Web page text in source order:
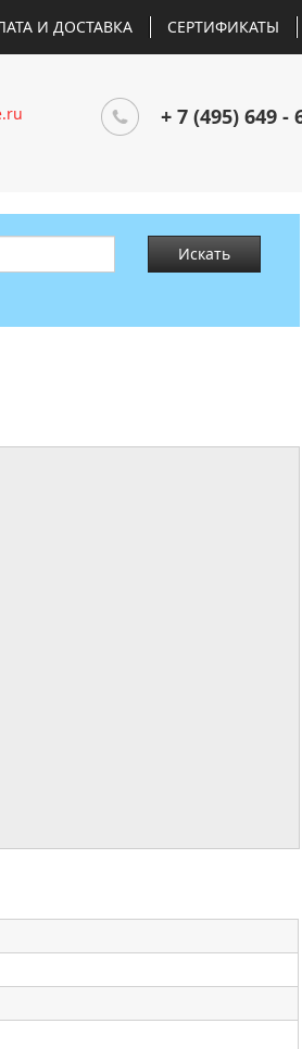
И ДОСТАВКА СЕРТИФИКАТЫ
+ 7 (495) 649 -
Искать